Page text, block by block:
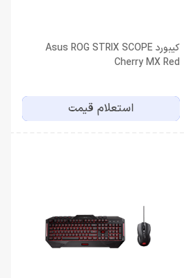
کیبورد Asus ROG STRIX SCOPE
Cherry MX Red
استعلام قیمت